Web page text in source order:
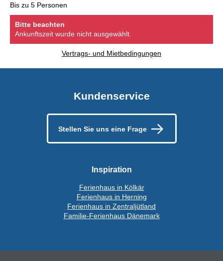
Bis zu 5 Personen
Bitte beachten
Ankunftszeit wurde nicht ausgewählt.
Vertrags- und Mietbedingungen
Kundenservice
Stellen Sie uns eine Frage
Inspiration
Ferienhaus in Kölkär
Ferienhaus in Herning
Ferienhaus in Zentraljütland
Familie-Ferienhaus Dänemark